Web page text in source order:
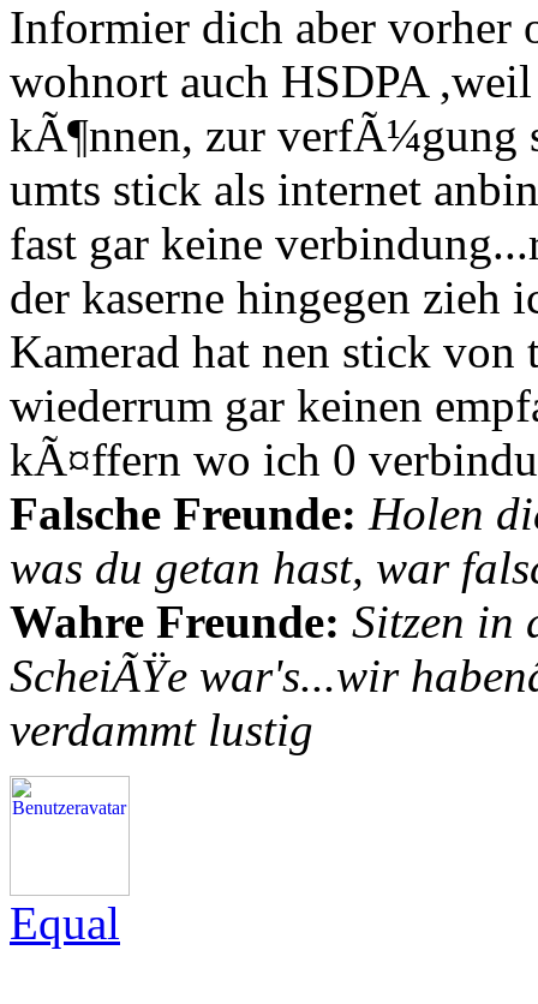
Informier dich aber vorher
wohnort auch HSDPA
kÃ¶nnen, zur verfÃ¼gung
umts stick als internet
fast gar keine
der kaserne hingegen zieh
Kamerad hat nen stick
wiederrum gar keinen
kÃ¤ffern wo ich 0
Falsche Freunde: Holen
was du getan hast, war
Wahre Freunde: Sitzen in
ScheiÃŸe war's...wir
verdammt lustig
Equal